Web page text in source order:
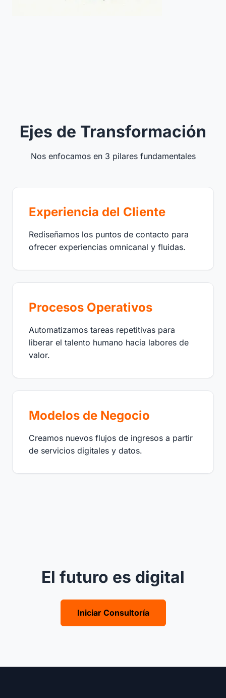
Ejes de Transformación
Nos enfocamos en 3 pilares fundamentales
Experiencia del Cliente
Rediseñamos los puntos de contacto para
ofrecer experiencias omnicanal y fluidas.
Procesos Operativos
Automatizamos tareas repetitivas para
liberar el talento humano hacia labores de
valor.
Modelos de Negocio
Creamos nuevos flujos de ingresos a partir
de servicios digitales y datos.
El futuro es digital
Iniciar Consultoría